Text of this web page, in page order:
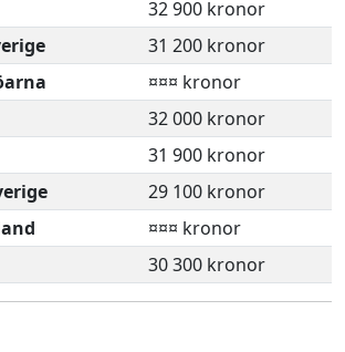
32 900 kronor
31 200 kronor
¤¤¤ kronor
32 000 kronor
31 900 kronor
29 100 kronor
¤¤¤ kronor
30 300 kronor